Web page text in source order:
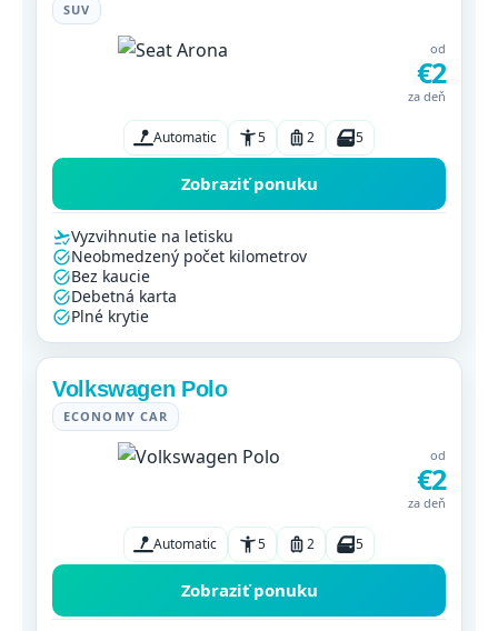
SUV
od
€2
za deň
Automatic 5 2 5
Zobraziť ponuku
Vyzvihnutie na letisku
Neobmedzený počet kilometrov
Bez kaucie
Debetná karta
Plné krytie
Volkswagen Polo
ECONOMY CAR
od
€2
za deň
Automatic 5 2 5
Zobraziť ponuku